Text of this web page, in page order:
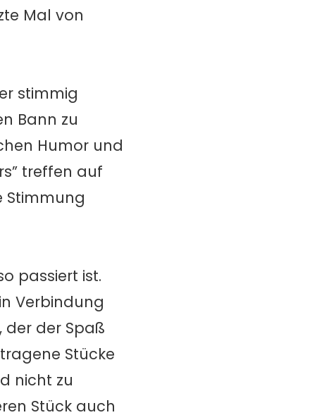
Mal von
stimmig
Bann zu
Humor und
treffen auf
Stimmung
passiert ist.
Verbindung
der der Spaß
Stücke
nicht zu
Stück auch